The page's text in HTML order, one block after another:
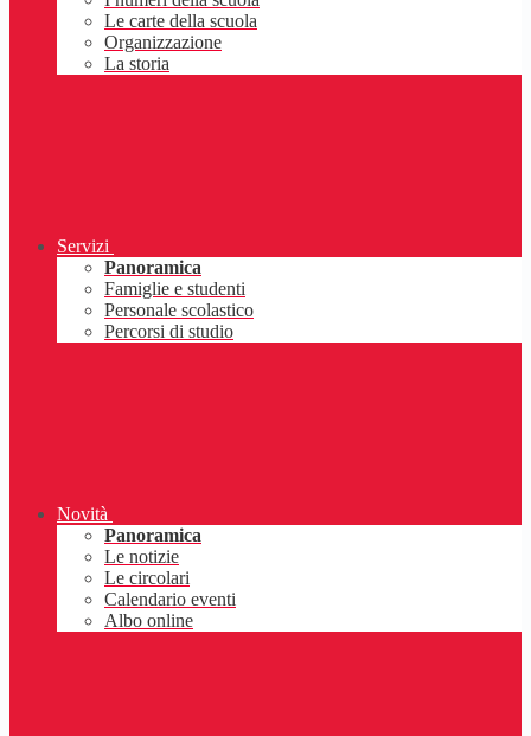
Le carte della scuola
Organizzazione
La storia
Servizi
Panoramica
Famiglie e studenti
Personale scolastico
Percorsi di studio
Novità
Panoramica
Le notizie
Le circolari
Calendario eventi
Albo online